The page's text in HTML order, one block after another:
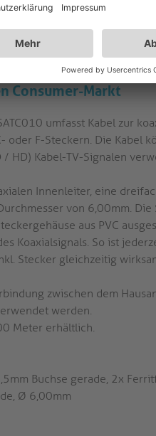
die Kombination aus
Consumer-Markt
umfasst Kabel zur
oder F-Steckern. Die Kabel
/ HD) Kabel-TV-Signalen
Innenleiter, eine
von 6,00mm.
aus PVC
Koaxialsignals. So ist
Stecker gleichzeitig
zwischen dem
werden.
Meter erhältlich.
Buchse gerade, 2x
Ø 6,00mm